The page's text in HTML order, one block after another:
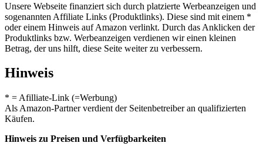
Unsere Webseite finanziert sich durch platzierte Werbeanzeigen und
sogenannten Affiliate Links (Produktlinks). Diese sind mit einem *
oder einem Hinweis auf Amazon verlinkt. Durch das Anklicken der
Produktlinks bzw. Werbeanzeigen verdienen wir einen kleinen
Betrag, der uns hilft, diese Seite weiter zu verbessern.
Hinweis
* = Afilliate-Link (=Werbung)
Als Amazon-Partner verdient der Seitenbetreiber an qualifizierten
Käufen.
Hinweis zu Preisen und Verfügbarkeiten